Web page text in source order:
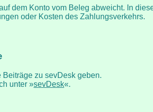
dem Konto vom Beleg abweicht. In
oder Kosten des Zahlungsverkehrs.
Beiträge zu sevDesk geben.
unter »sevDesk«.